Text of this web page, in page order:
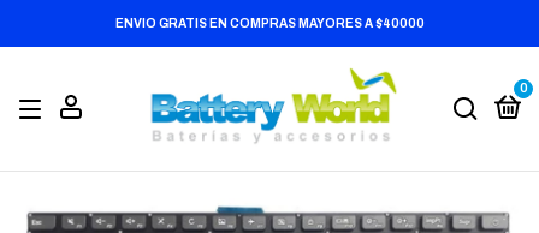
ENVIO GRATIS EN COMPRAS MAYORES A $40000
0